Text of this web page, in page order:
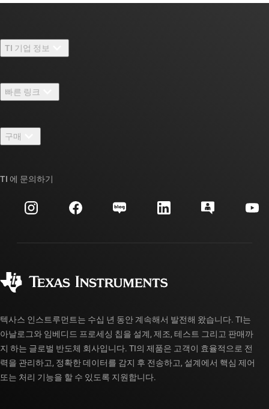
TI 기업 정보
채용
뉴스룸
이벤트
투자 관계
빠른 링크
TI E2E™ 설계 지원 포럼
대체품 검색
고객 지원 센터
myTI 계정 FAQ
구매
주문 FAQ
TI 에 문의하기
텍사스 인스트루먼트는 수십 년 동안 계속해서 발전해 왔습니다. TI는
아날로그와 임베디드 프로세싱 칩을 설계, 제조, 테스트 그리고 판매까
지 하는 글로벌 반도체 회사입니다. TI의 제품은 고객이 효율적으로 전
력을 관리하고, 정확한 데이터를 감지 후 전송하고, 설계에서 핵심 제어
또는 처리 기능을 할 수 있도록 지원합니다.